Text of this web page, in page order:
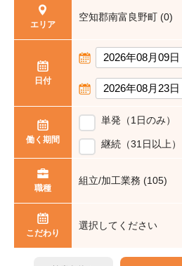
エリア
空知郡南富良野町 (0)
日付
働く期間
単発（1日のみ）
継続（31日以上）
職種
組立/加工業務 (105)
こだわり
選択してください